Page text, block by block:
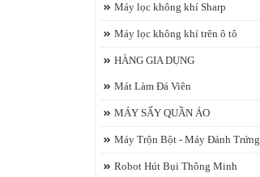
Máy lọc không khí Sharp
Máy lọc không khí trên ô tô
HÀNG GIA DỤNG
Mát Làm Đá Viên
MÁY SẤY QUẦN ÁO
Máy Trộn Bột - Máy Đánh Trứng
Robot Hút Bụi Thông Minh